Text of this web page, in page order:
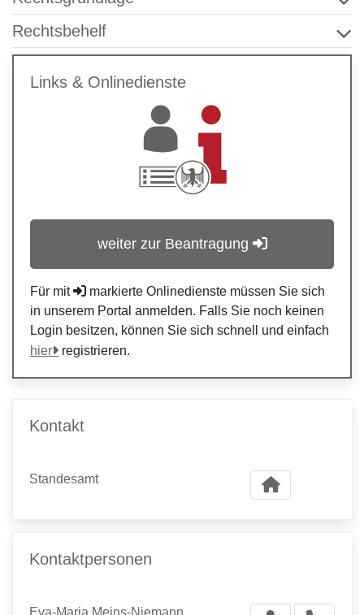
Rechtsbehelf
Links & Onlinedienste
weiter zur Beantragung
Für mit
markierte Onlinedienste müssen Sie sich
in unserem Portal anmelden. Falls Sie noch keinen
Login besitzen, können Sie sich schnell und einfach
hier
registrieren.
Kontakt
Standesamt
Kontaktpersonen
Eva-Maria Meins-Niemann